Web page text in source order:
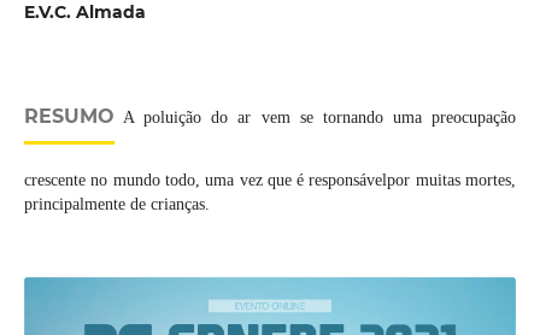
E.V.C. Almada
RESUMO A poluição do ar vem se tornando uma preocupação
crescente no mundo todo, uma vez que é responsávelpor muitas mortes,
principalmente de crianças.